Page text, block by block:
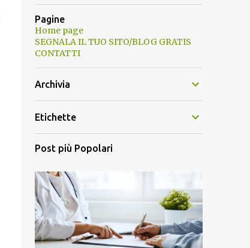
Pagine
Home page
SEGNALA IL TUO SITO/BLOG GRATIS
CONTATTI
Archivia
Etichette
Post più Popolari